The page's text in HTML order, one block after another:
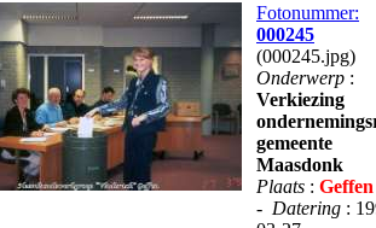
Fotonummer:
000245
(000245.jpg)
Onderwerp :
Verkiezing
gemeente
Maasdonk
Plaats : Geffen
- Datering :